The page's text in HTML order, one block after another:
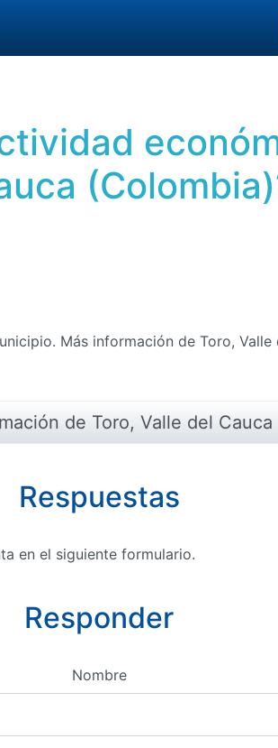
Más información de Toro, Valle
de Toro, Valle del Cauca
Respuestas
en el siguiente formulario.
Responder
Nombre